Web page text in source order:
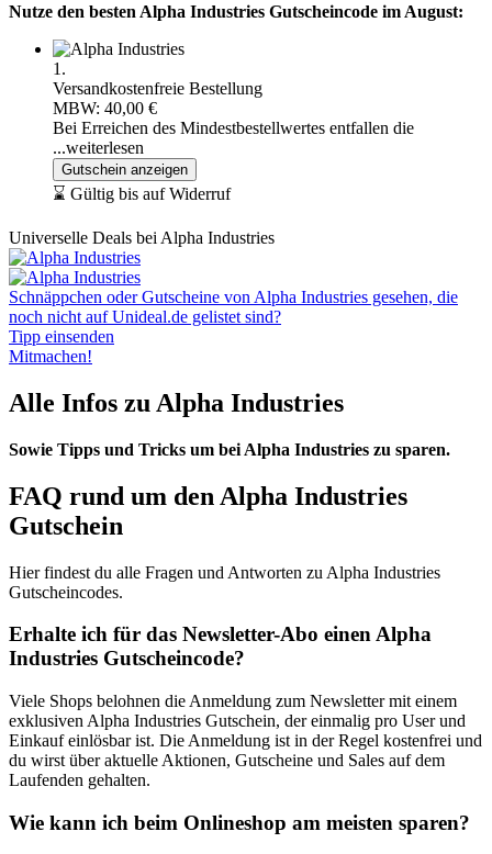
Nutze den besten Alpha Industries Gutscheincode im August:
1.
Versandkostenfreie Bestellung
MBW: 40,00 €
Bei Erreichen des Mindestbestellwertes entfallen die
...weiterlesen
Gutschein anzeigen
⌛ Gültig bis auf Widerruf
Universelle Deals bei Alpha Industries
Schnäppchen oder Gutscheine von Alpha Industries gesehen, die
noch nicht auf Unideal.de gelistet sind?
Tipp einsenden
Mitmachen!
Alle Infos zu Alpha Industries
Sowie Tipps und Tricks um bei Alpha Industries zu sparen.
FAQ rund um den Alpha Industries
Gutschein
Hier findest du alle Fragen und Antworten zu Alpha Industries
Gutscheincodes.
Erhalte ich für das Newsletter-Abo einen Alpha
Industries Gutscheincode?
Viele Shops belohnen die Anmeldung zum Newsletter mit einem
exklusiven Alpha Industries Gutschein, der einmalig pro User und
Einkauf einlösbar ist. Die Anmeldung ist in der Regel kostenfrei und
du wirst über aktuelle Aktionen, Gutscheine und Sales auf dem
Laufenden gehalten.
Wie kann ich beim Onlineshop am meisten sparen?